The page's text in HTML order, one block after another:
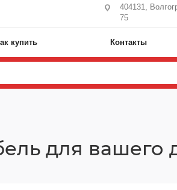
404131,
75
купить Контакты
для вашего